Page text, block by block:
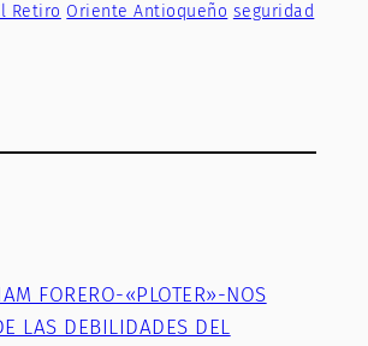
Retiro Oriente Antioqueño seguridad
FORERO-«PLOTER»-NOS
LAS DEBILIDADES DEL